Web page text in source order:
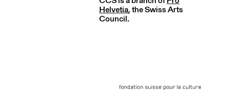
Helvetia, the Swiss Arts
Council.